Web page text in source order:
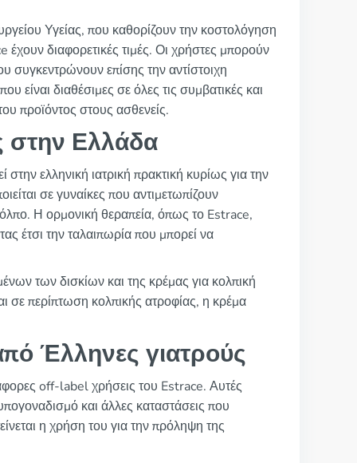
Υγείας, που καθορίζουν την κοστολόγηση
διαφορετικές τιμές. Οι χρήστες μπορούν
επίσης την αντίστοιχη
είναι διαθέσιμες σε όλες τις συμβατικές και
προϊόντος στους ασθενείς.
στην Ελλάδα
ελληνική ιατρική πρακτική κυρίως για την
σε γυναίκες που αντιμετωπίζουν
Η ορμονική θεραπεία, όπως το Estrace,
έτσι την ταλαιπωρία που μπορεί να
των δισκίων και της κρέμας για κολπική
περίπτωση κολπικής ατροφίας, η κρέμα
Έλληνες γιατρούς
off-label χρήσεις του Estrace. Αυτές
και άλλες καταστάσεις που
η χρήση του για την πρόληψη της